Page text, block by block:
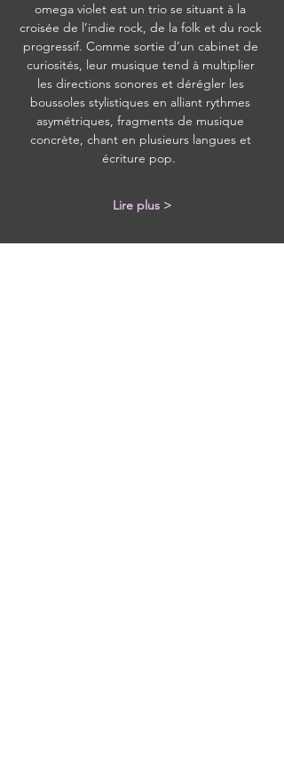
omega violet est un trio se situant à la
croisée de l’indie rock, de la folk et du rock
progressif. Comme sortie d’un cabinet de
curiosités, leur musique tend à multiplier
les directions sonores et dérégler les
boussoles stylistiques en alliant rythmes
asymétriques, fragments de musique
concrète, chant en plusieurs langues et
écriture pop.
Lire plus >